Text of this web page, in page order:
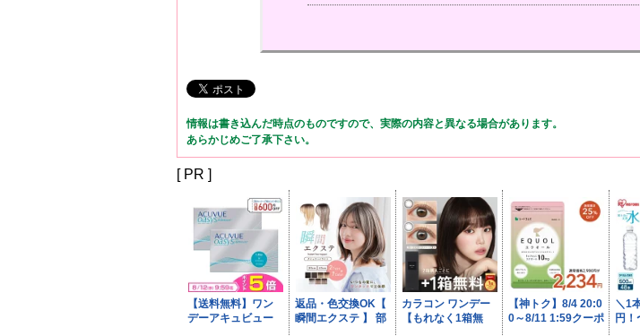
情報は書き込んだ時点のものですので、実際の内容と異なる場合があります。
あらかじめご了承下さい。
[ PR ]